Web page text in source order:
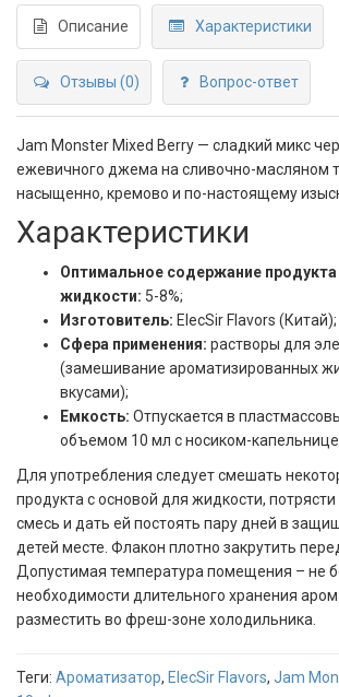
Описание Характеристики
Отзывы (0) Вопрос-ответ
Jam Monster Mixed Berry — сладкий микс
ежевичного джема на сливочно-масляном
насыщенно, кремово и по-настоящему
Характеристики
Оптимальное содержание продукта
жидкости: 5-8%;
Изготовитель: ElecSir Flavors (Китай);
Сфера применения: растворы для
(замешивание ароматизированных
вкусами);
Емкость: Отпускается в
объемом 10 мл с носиком-
Для употребления следует смешать
продукта с основой для жидкости,
смесь и дать ей постоять пару дней в
детей месте. Флакон плотно закрутить
Допустимая температура помещения – не
необходимости длительного хранения
разместить во фреш-зоне холодильника.
Теги: Ароматизатор, ElecSir Flavors, Jam